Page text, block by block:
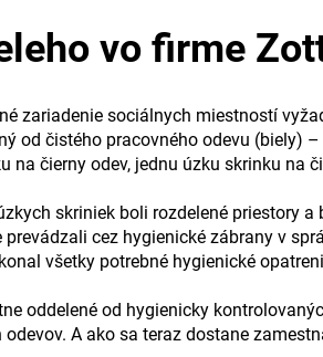
vo firme
zariadenie sociálnych miestností
od čistého pracovného odevu (biely)
čierny odev, jednu úzku skrinku na
skriniek boli rozdelené priestory
cez hygienické zábrany v
všetky potrebné hygienické
oddelené od hygienicky
A ako sa teraz dostane